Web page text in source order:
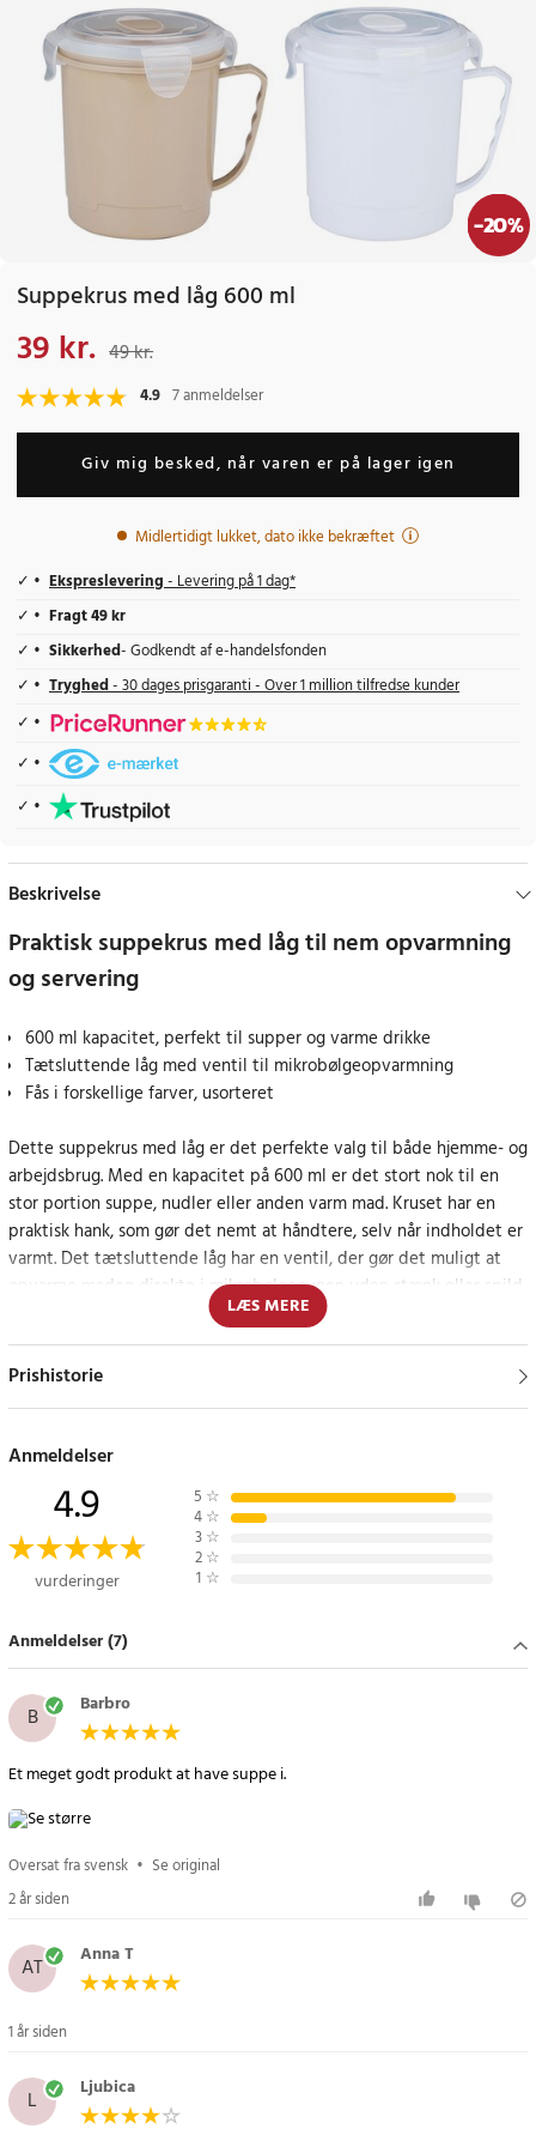
-20%
Suppekrus med låg 600 ml
Nuværende pris
39 kr. 49 kr.
4.9 7 anmeldelser
Giv mig besked, når varen er på lager igen
Midlertidigt lukket, dato ikke bekræftet
Ekspreslevering- Levering på 1 dag*
Fragt 49 kr
Sikkerhed- Godkendt af e-handelsfonden
Tryghed- 30 dages prisgaranti - Over 1 million tilfredse kunder
Beskrivelse
Praktisk suppekrus med låg til nem opvarmning
og servering
600 ml kapacitet, perfekt til supper og varme drikke
Tætsluttende låg med ventil til mikrobølgeopvarmning
Fås i forskellige farver, usorteret
Dette suppekrus med låg er det perfekte valg til både hjemme- og
arbejdsbrug. Med en kapacitet på 600 ml er det stort nok til en
stor portion suppe, nudler eller anden varm mad. Kruset har en
praktisk hank, som gør det nemt at håndtere, selv når indholdet er
varmt. Det tætsluttende låg har en ventil, der gør det muligt at
opvarme maden direkte i mikrobølgeovnen uden stænk eller spild.
Perfekt til frokost på farten
polypropylenmateriale gør det langtidsholdbart og nemt at
Specifikationer
- Mål: 13 x 11,5 x 12,5 cm
- Volumen: 600 ml
- Materiale: Polypropylen (PP)
- Farve: Leveres usorteret
Article number: 115176
LÆS MERE
Prishistorie
Anmeldelser
4.9
vurderinger
5 ☆
4 ☆
3 ☆
2 ☆
1 ☆
Anmeldelser (7)
B Barbro
Et meget godt produkt at have suppe i.
Oversat fra svensk • Se original
2 år siden
AT Anna T
1 år siden
L Ljubica